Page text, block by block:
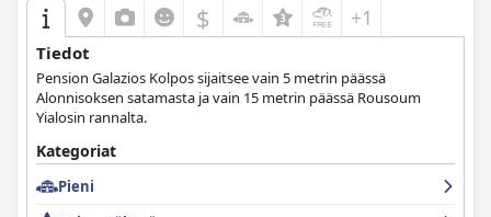
$ +1
Tiedot
Pension Galazios Kolpos sijaitsee vain 5 metrin päässä
Alonnisoksen satamasta ja vain 15 metrin päässä Rousoum
Yialosin rannalta.
Kategoriat
Pieni